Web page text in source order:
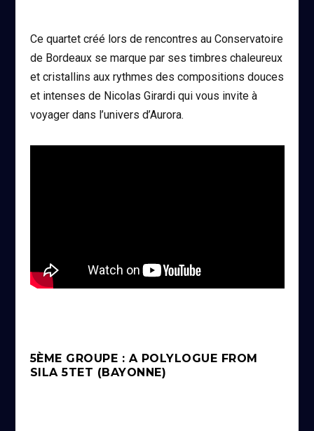
Ce quartet créé lors de rencontres au Conservatoire
de Bordeaux se marque par ses timbres chaleureux
et cristallins aux rythmes des compositions douces
et intenses de Nicolas Girardi qui vous invite à
voyager dans l’univers d’Aurora.
5ÈME GROUPE : A POLYLOGUE FROM
SILA 5TET (BAYONNE)